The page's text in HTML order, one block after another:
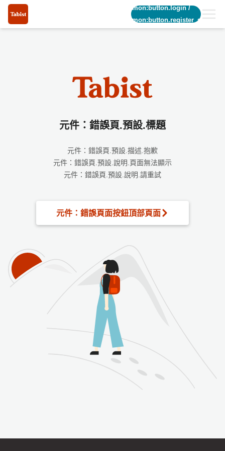
common:button.login/
common:button.register_short
元件：錯誤頁.預設.標題
元件：錯誤頁.預設.描述.抱歉
元件：錯誤頁.預設.說明.頁面無法顯示
元件：錯誤頁.預設.說明.請重試
元件：錯誤頁面按鈕頂部頁面